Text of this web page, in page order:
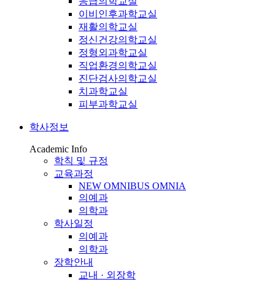
이비인후과학교실
재활의학교실
정신건강의학교실
정형외과학교실
직업환경의학교실
진단검사의학교실
치과학교실
피부과학교실
학사정보
Academic Info
학칙 및 규정
교육과정
NEW OMNIBUS OMNIA
의예과
의학과
학사일정
의예과
의학과
장학안내
교내 · 외장학